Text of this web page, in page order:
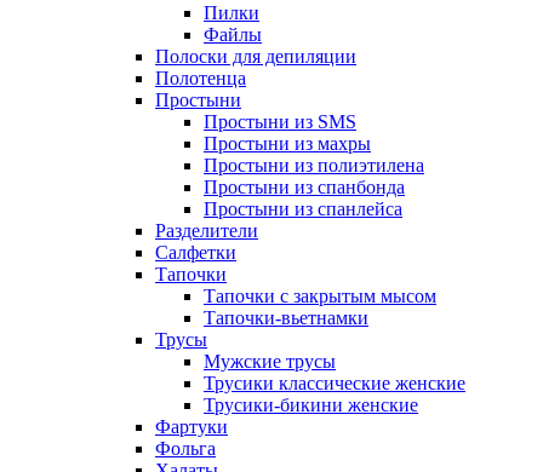
Пилки
Файлы
Полоски для депиляции
Полотенца
Простыни
Простыни из SMS
Простыни из махры
Простыни из полиэтилена
Простыни из спанбонда
Простыни из спанлейса
Разделители
Салфетки
Тапочки
Тапочки с закрытым мысом
Тапочки-вьетнамки
Трусы
Мужские трусы
Трусики классические женские
Трусики-бикини женские
Фартуки
Фольга